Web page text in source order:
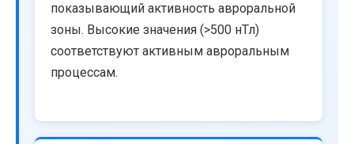
показывающий активность авроральной
зоны. Высокие значения (>500 нТл)
соответствуют активным авроральным
процессам.